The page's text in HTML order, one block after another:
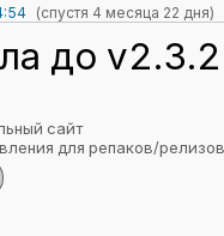
(спустя 4 месяца 22 дня)
до
сайт
для репаков/релизов